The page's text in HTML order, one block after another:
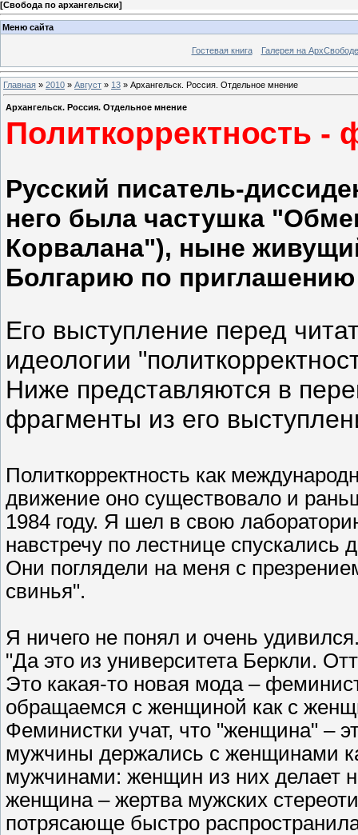
[Свобода по архангельски]
Меню сайта
Гостевая книга Галерея на АрхСвободе
Главная » 2010 » Август » 13 » Архангельск. Россия. Отдельное мнение
Архангельск. Россия. Отдельное мнение
Политкорректность -
Русский писатель-
него была частушка
Корвалана"), ныне
Болгарию по
Его выступление перед
идеологии
Ниже представляются в
фрагменты из его
Политкорректность как
движение оно существовало и
1984 году. Я шел в свою
навстречу по лестнице
Они поглядели на меня с
свинья".
Я ничего не понял и очень
"Да это из университета Беркли.
Это какая-то новая мода –
обращаемся с женщиной как с
Феминистки учат, что "женщина" –
мужчины держались с женщинами
мужчинами: женщин из них делает
женщина – жертва мужских
потрясающе быстро